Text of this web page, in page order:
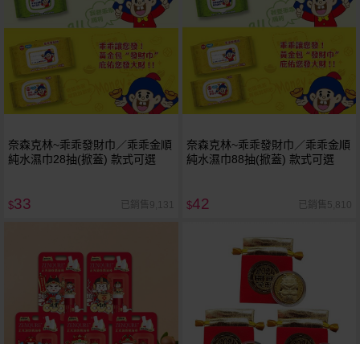
奈森克林~乖乖發財巾／乖乖金順
純水濕巾28抽(掀蓋) 款式可選
$33 已銷售9,131
奈森克林~乖乖發財巾／乖乖金順
純水濕巾88抽(掀蓋) 款式可選
$42 已銷售5,810